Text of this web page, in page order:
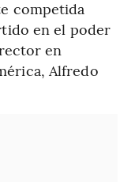
competida
en el poder
en
Alfredo